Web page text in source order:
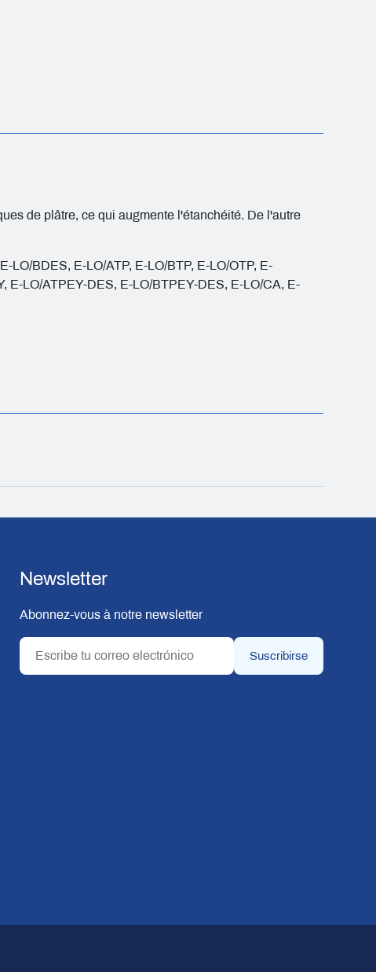
de plâtre, ce qui augmente l'étanchéité. De l'autre
LO/BDES, E-LO/ATP, E-LO/BTP, E-LO/OTP, E-
E-LO/ATPEY-DES, E-LO/BTPEY-DES, E-LO/CA, E-
Newsletter
Abonnez-vous à notre newsletter